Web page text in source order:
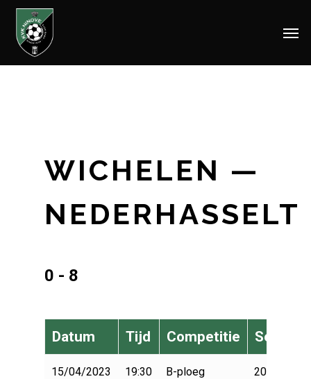
Skip
WICHELEN —
NEDERHASSELT
0 - 8
Datum Tijd Competitie Seizoen
15/04/2023 19:30 B-ploeg 2022-2023